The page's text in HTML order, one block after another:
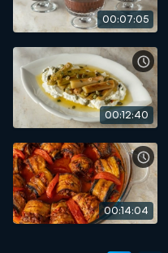
00:07:05
00:12:40
00:14:04